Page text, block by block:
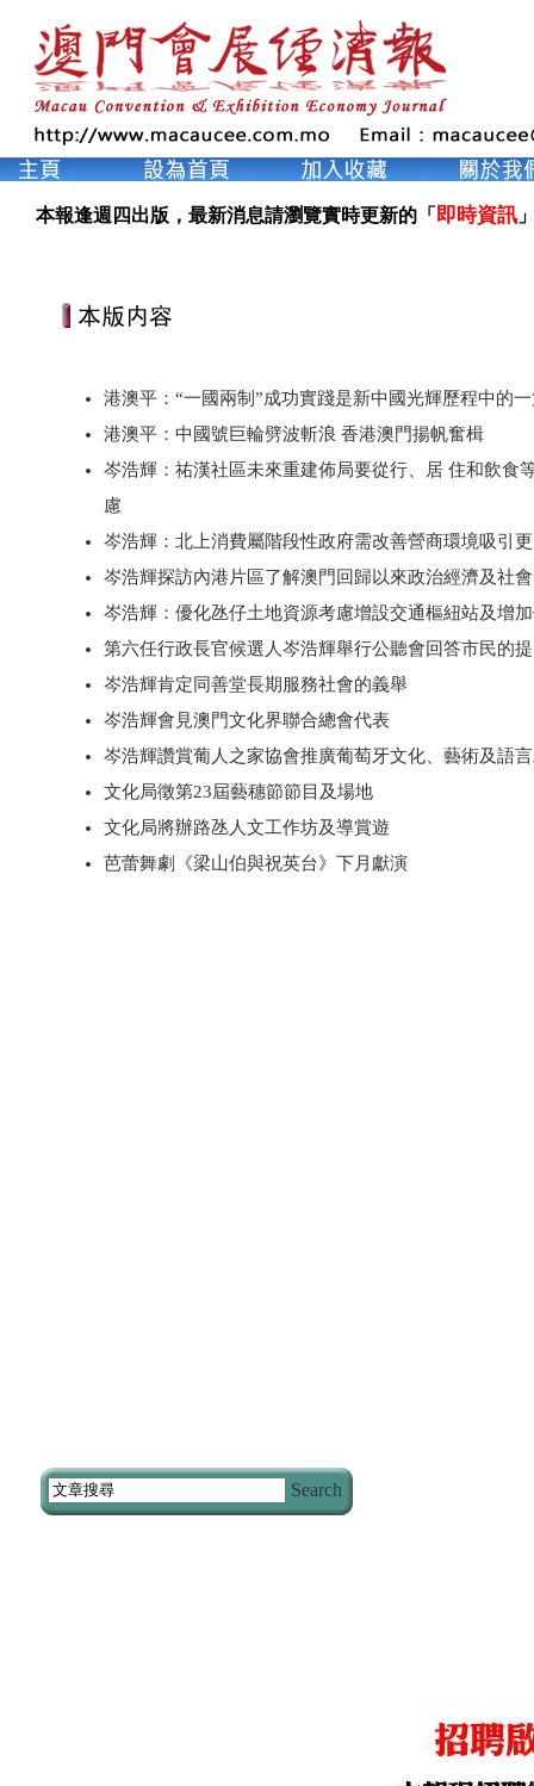
本報逢週四出版，最新消息請瀏覽實時更新的「 即時資訊
港澳平：“一國兩制”成功實踐是新中國光輝歷程中的
港澳平：中國號巨輪劈波斬浪 香港澳門揚帆奮楫
岑浩輝：祐漢社區未來重建佈局要從行、居 住和飲食
慮
岑浩輝：北上消費屬階段性政府需改善營商環境吸引
岑浩輝探訪內港片區了解澳門回歸以來政治經濟及社
岑浩輝：優化氹仔土地資源考慮增設交通樞紐站及增
第六任行政長官候選人岑浩輝舉行公聽會回答市民的
岑浩輝肯定同善堂長期服務社會的義舉
岑浩輝會見澳門文化界聯合總會代表
岑浩輝讚賞葡人之家協會推廣葡萄牙文化、藝術及語
文化局徵第23屆藝穗節節目及場地
文化局將辦路氹人文工作坊及導賞遊
芭蕾舞劇《梁山伯與祝英台》下月獻演
Search